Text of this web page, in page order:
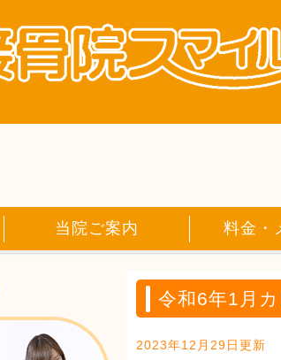
当院ご案内 料金・
令和6年1月
2023年12月29日更新